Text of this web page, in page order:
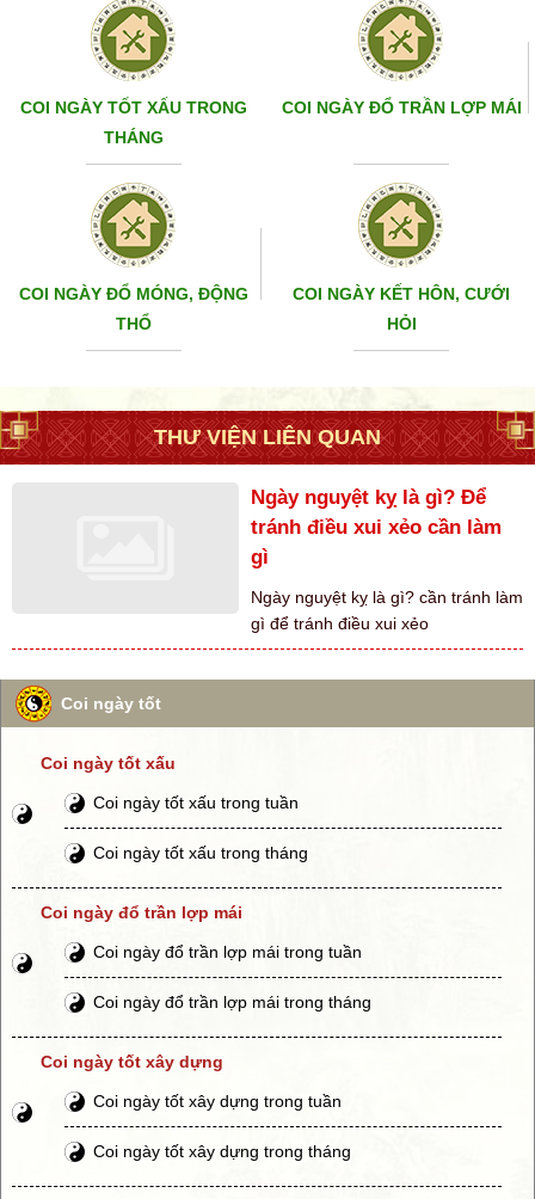
COI NGÀY TỐT XẤU TRONG
THÁNG
COI NGÀY ĐỔ TRẦN LỢP MÁI
COI NGÀY ĐỔ MÓNG, ĐỘNG
THỔ
COI NGÀY KẾT HÔN, CƯỚI
HỎI
THƯ VIỆN LIÊN QUAN
Ngày nguyệt kỵ là gì? Để
tránh điều xui xẻo cần làm
gì
Ngày nguyệt kỵ là gì? cần tránh làm
gì để tránh điều xui xẻo
Coi ngày tốt
Coi ngày tốt xấu
Coi ngày tốt xấu trong tuần
Coi ngày tốt xấu trong tháng
Coi ngày đổ trần lợp mái
Coi ngày đổ trần lợp mái trong tuần
Coi ngày đổ trần lợp mái trong tháng
Coi ngày tốt xây dựng
Coi ngày tốt xây dựng trong tuần
Coi ngày tốt xây dựng trong tháng